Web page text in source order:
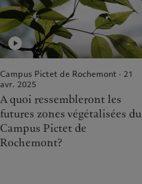
Campus Pictet de Rochemont · 21
avr. 2025
A quoi ressembleront les
futures zones végétalisées du
Campus Pictet de
Rochemont?